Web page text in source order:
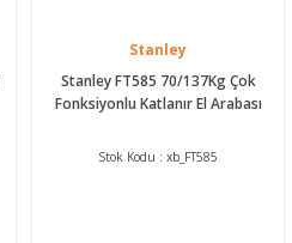
Stanley
Stanley FT585 70/137Kg Çok
Fonksiyonlu Katlanır El Arabası
Stok Kodu : xb_FT585